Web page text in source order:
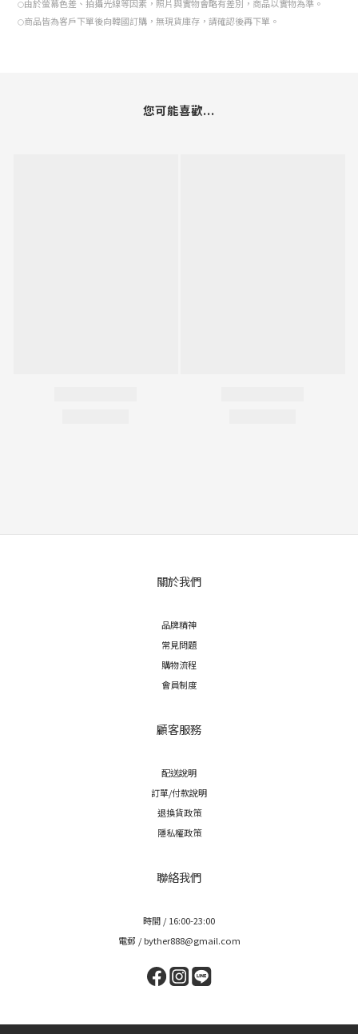
Model：176/60；F Size
由於螢幕色差、拍攝光線等因素，照片與實物會略有差別，商品以實物為準。
關於我們
品牌精神
購物流程
會員制度
顧客服務
配送說明
退換貨政策
隱私權政策
聯絡我們
時間 / 16:00-23:00